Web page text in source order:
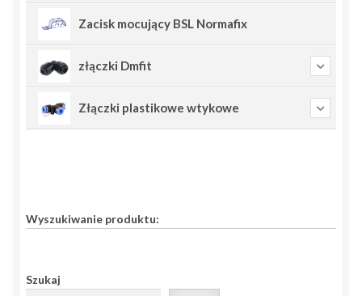
Zacisk mocujący BSL Normafix
złączki Dmfit
Złączki plastikowe wtykowe
Wyszukiwanie produktu:
Szukaj